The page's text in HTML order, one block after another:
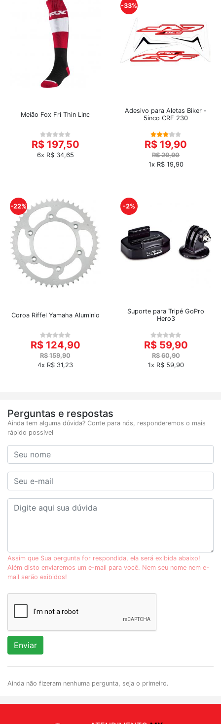
Meião Fox Fri Thin Linc
R$ 197,50
6x R$ 34,65
-33%
Adesivo para Aletas Biker -
5inco CRF 230
R$ 19,90
R$ 29,90
1x R$ 19,90
-22%
Coroa Riffel Yamaha Aluminio
R$ 124,90
R$ 159,90
4x R$ 31,23
-2%
Suporte para Tripé GoPro
Hero3
R$ 59,90
R$ 60,90
1x R$ 59,90
Perguntas e respostas
Ainda tem alguma dúvida? Conte para nós, responderemos o mais
rápido possível
Assim que Sua pergunta for respondida, ela será exibida abaixo!
Além disto enviaremos um e-mail para você. Nem seu nome nem e-
mail serão exibidos!
Enviar
Ainda não fizeram nenhuma pergunta, seja o primeiro.